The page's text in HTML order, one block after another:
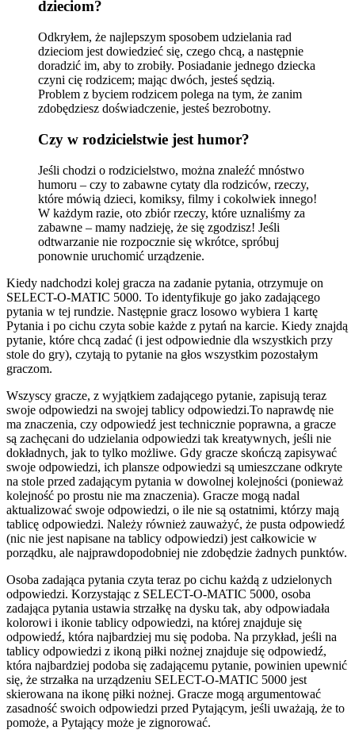
dzieciom?
Odkryłem, że najlepszym sposobem udzielania rad
dzieciom jest dowiedzieć się, czego chcą, a następnie
doradzić im, aby to zrobiły. Posiadanie jednego dziecka
czyni cię rodzicem; mając dwóch, jesteś sędzią.
Problem z byciem rodzicem polega na tym, że zanim
zdobędziesz doświadczenie, jesteś bezrobotny.
Czy w rodzicielstwie jest humor?
Jeśli chodzi o rodzicielstwo, można znaleźć mnóstwo
humoru – czy to zabawne cytaty dla rodziców, rzeczy,
które mówią dzieci, komiksy, filmy i cokolwiek innego!
W każdym razie, oto zbiór rzeczy, które uznaliśmy za
zabawne – mamy nadzieję, że się zgodzisz! Jeśli
odtwarzanie nie rozpocznie się wkrótce, spróbuj
ponownie uruchomić urządzenie.
Kiedy nadchodzi kolej gracza na zadanie pytania, otrzymuje on
SELECT-O-MATIC 5000. To identyfikuje go jako zadającego
pytania w tej rundzie. Następnie gracz losowo wybiera 1 kartę
Pytania i po cichu czyta sobie każde z pytań na karcie. Kiedy znajdą
pytanie, które chcą zadać (i jest odpowiednie dla wszystkich przy
stole do gry), czytają to pytanie na głos wszystkim pozostałym
graczom.
Wszyscy gracze, z wyjątkiem zadającego pytanie, zapisują teraz
swoje odpowiedzi na swojej tablicy odpowiedzi.To naprawdę nie
ma znaczenia, czy odpowiedź jest technicznie poprawna, a gracze
są zachęcani do udzielania odpowiedzi tak kreatywnych, jeśli nie
dokładnych, jak to tylko możliwe. Gdy gracze skończą zapisywać
swoje odpowiedzi, ich plansze odpowiedzi są umieszczane odkryte
na stole przed zadającym pytania w dowolnej kolejności (ponieważ
kolejność po prostu nie ma znaczenia). Gracze mogą nadal
aktualizować swoje odpowiedzi, o ile nie są ostatnimi, którzy mają
tablicę odpowiedzi. Należy również zauważyć, że pusta odpowiedź
(nic nie jest napisane na tablicy odpowiedzi) jest całkowicie w
porządku, ale najprawdopodobniej nie zdobędzie żadnych punktów.
Osoba zadająca pytania czyta teraz po cichu każdą z udzielonych
odpowiedzi. Korzystając z SELECT-O-MATIC 5000, osoba
zadająca pytania ustawia strzałkę na dysku tak, aby odpowiadała
kolorowi i ikonie tablicy odpowiedzi, na której znajduje się
odpowiedź, która najbardziej mu się podoba. Na przykład, jeśli na
tablicy odpowiedzi z ikoną piłki nożnej znajduje się odpowiedź,
która najbardziej podoba się zadającemu pytanie, powinien upewnić
się, że strzałka na urządzeniu SELECT-O-MATIC 5000 jest
skierowana na ikonę piłki nożnej. Gracze mogą argumentować
zasadność swoich odpowiedzi przed Pytającym, jeśli uważają, że to
pomoże, a Pytający może je zignorować.